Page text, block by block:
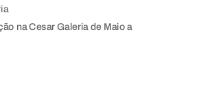
na Cesar Galeria de Maio a